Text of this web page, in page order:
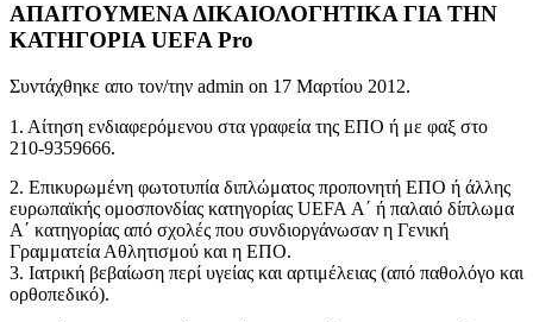
ΑΠΑΙΤΟΥΜΕΝΑ ΔΙΚΑΙΟΛΟΓΗΤΙΚΑ ΓΙΑ ΤΗΝ
ΚΑΤΗΓΟΡΙΑ UEFA Pro
Συντάχθηκε απο τον/την admin on 17 Μαρτίου 2012.
1. Αίτηση ενδιαφερόμενου στα γραφεία της ΕΠΟ ή με φαξ στο
210-9359666.
2. Επικυρωμένη φωτοτυπία διπλώματος προπονητή ΕΠΟ ή άλλης
ευρωπαϊκής ομοσπονδίας κατηγορίας UEFA Α΄ ή παλαιό δίπλωμα
Α΄ κατηγορίας από σχολές που συνδιοργάνωσαν η Γενική
Γραμματεία Αθλητισμού και η ΕΠΟ.
3. Ιατρική βεβαίωση περί υγείας και αρτιμέλειας (από παθολόγο και
ορθοπεδικό).